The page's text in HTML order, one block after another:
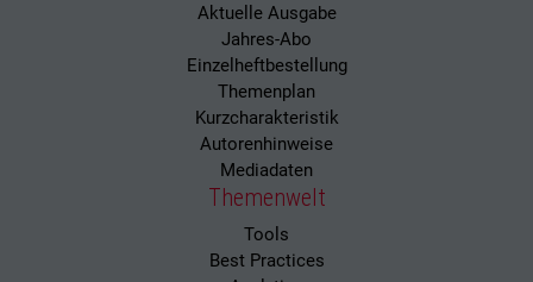
Aktuelle Ausgabe
Jahres-Abo
Einzelheftbestellung
Themenplan
Kurzcharakteristik
Autorenhinweise
Mediadaten
Themenwelt
Tools
Best Practices